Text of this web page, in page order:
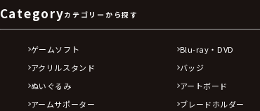
Categoryカテゴリーから探す
ゲームソフト Blu-ray・DVD
アクリルスタンド
バッジ
ぬいぐるみ
アートボード
アームサポーター
ブレードホルダー